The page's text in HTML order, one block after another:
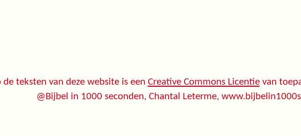
de teksten van deze website is een Creative Commons Licentievan
@Bijbel in 1000 seconden, Chantal Leterme,